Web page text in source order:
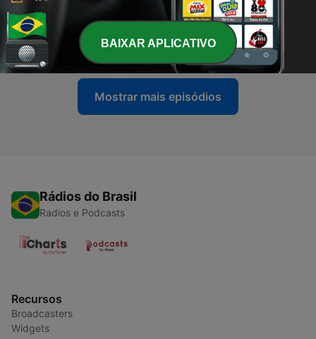
106 - Sombras de Rhodon - CAMPANHA DnD 5e 2024 -
Episódio 27
04 maio 2026
Mostrar mais episódios
Rádios do Brasil
Radios e Podcasts
Recursos
Broadcasters
Widgets
BAIXAR APLICATIVO